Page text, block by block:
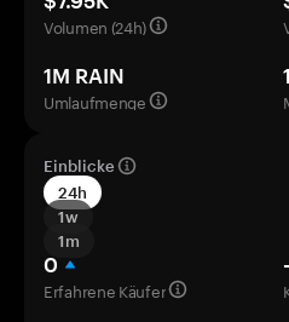
Volumen (24h)
1M RAIN
Umlaufmenge
Einblicke
24h
1w
1m
0
Erfahrene Käufer